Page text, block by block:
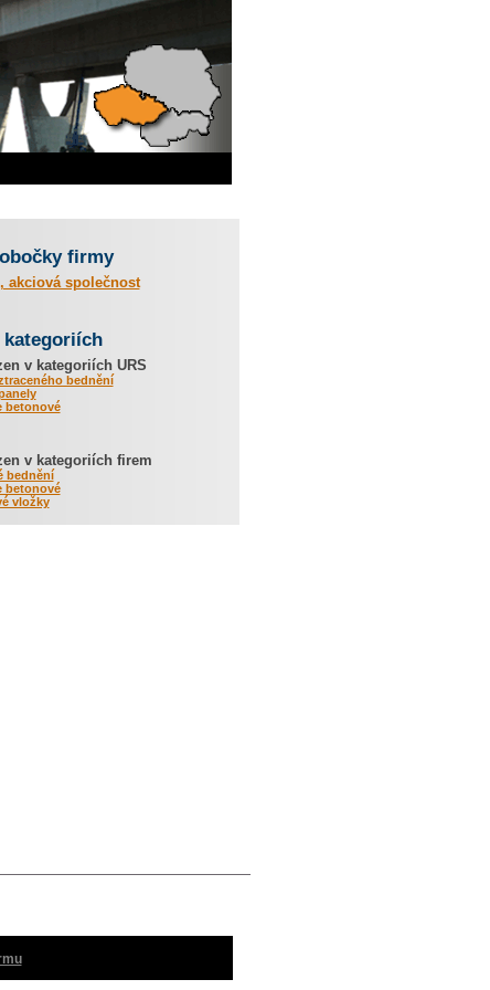
firmy
akciová společnost
kategoriích
v kategoriích URS
bednění
betonové
v kategoriích firem
bednění
betonové
vložky